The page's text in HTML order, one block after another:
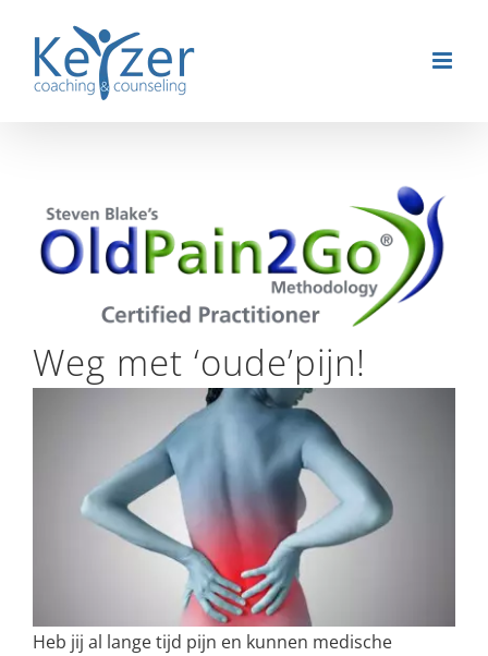
naar
inhoud
Weg met ‘oude’pijn!
Heb jij al lange tijd pijn en kunnen medische